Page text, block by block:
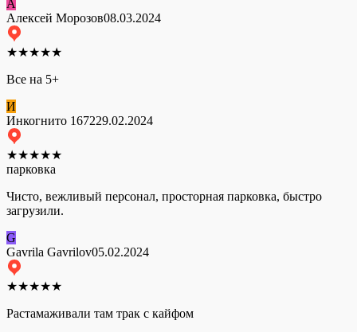
А
Алексей Морозов08.03.2024
★★★★★
Все на 5+
И
Инкогнито 167229.02.2024
★★★★★
парковка
Чисто, вежливый персонал, просторная парковка, быстро
загрузили.
G
Gavrila Gavrilov05.02.2024
★★★★★
Растамаживали там трак с кайфом